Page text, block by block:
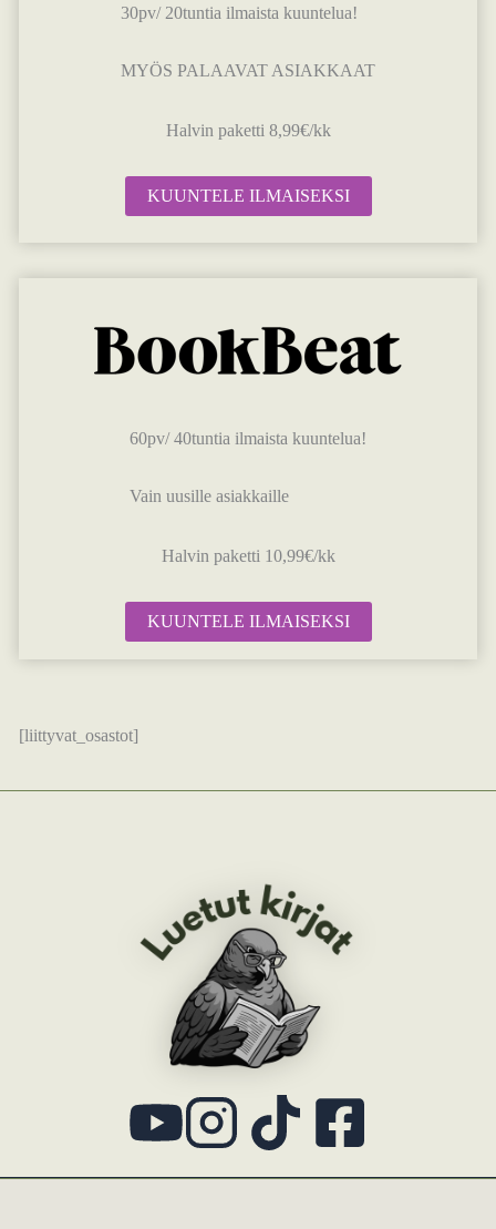
30pv/ 20tuntia ilmaista kuuntelua!
MYÖS PALAAVAT ASIAKKAAT
Halvin paketti 8,99€/kk
KUUNTELE ILMAISEKSI
60pv/ 40tuntia ilmaista kuuntelua!
Vain uusille asiakkaille
Halvin paketti 10,99€/kk
KUUNTELE ILMAISEKSI
[liittyvat_osastot]